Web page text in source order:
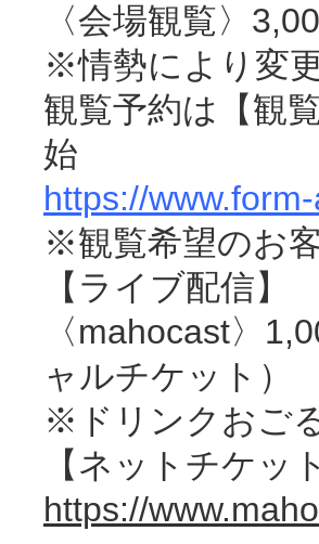
〈会場観覧〉
※情勢により変
観覧予約は【観
始
https://
※観覧希望のお
【ライブ配信】
〈mahocast〉
ャルチケット）
※ドリンクおご
【ネットチケッ
https://